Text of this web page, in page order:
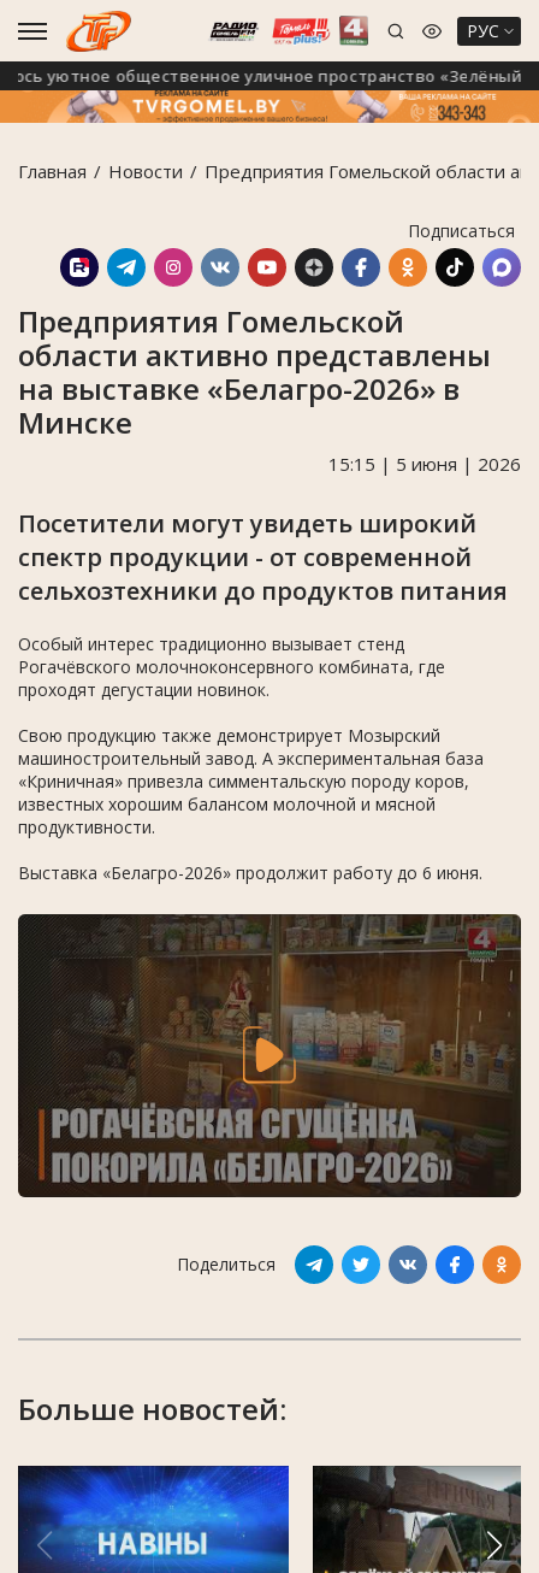
РУС
уютное общественное уличное пространство «Зелёный
Главная Новости Предприятия Гомельской области
Подписаться
Предприятия Гомельской
области активно представлены
на выставке «Белагро-2026» в
Минске
15:15 | 5 июня | 2026
Посетители могут увидеть широкий
спектр продукции - от современной
сельхозтехники до продуктов питания
Особый интерес традиционно вызывает стенд
Рогачёвского молочноконсервного комбината, где
проходят дегустации новинок.
Свою продукцию также демонстрирует Мозырский
машиностроительный завод. А экспериментальная база
«Криничная» привезла симментальскую породу коров,
известных хорошим балансом молочной и мясной
продуктивности.
Выставка «Белагро-2026» продолжит работу до 6 июня.
Поделиться
Больше новостей: